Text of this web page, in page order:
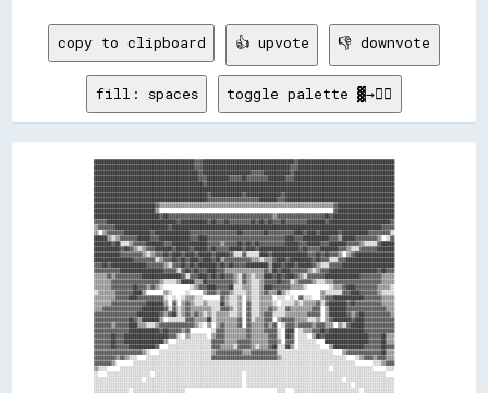
copy to clipboard 👍 upvote 👎 downvote
fill: spaces toggle palette ▓→✊🏽
██████████████████████████████████████████████▓▓▓▓██████████████████████████████████████████▓▓████████████████████████████████████████████
██████████████████████████████████████████████▓▓▓▓████████████████████████████████████████▓▓▓▓████████████████████████████████████████████
████████████████████████████████████████████████▓▓██████████████████████▓▓▓▓▓▓████████████▓▓██████████████████████████████████████████████
████████████████████████████████████████████████▓▓▓▓██████████▓▓▓▓▓▓██▓▓▓▓▓▓▓▓▓▓████████▓▓▓▓██████████████████████████████████████████████
██████████████████████████████████████████████████▓▓██████████████████████████████████████████████████████████████████████████████████████
██████████████████████████████████████████████████████████████████████████████████████████████████████████████████████████████████████████
████████████████████████████████████████████████████▓▓██████████████▓▓████████████████▓▓██████████████████████████████████████████████████
████████████████████████████████████████████████████▓▓▓▓▓▓▓▓▓▓▓▓▓▓▓▓▓▓▓▓▓▓▓▓████████▓▓▓▓██████████████████████████████████████████████████
████████████████████████████▓▓▒▒▒▒▒▒▒▒▒▒▒▒▒▒▒▒▒▒▒▒▒▒▒▒▒▒▒▒▒▒▒▒▒▒▒▒▒▒▒▒▒▒▒▒▒▒▒▒▒▒▒▒▒▒▒▒▒▒▒▒▒▒▒▒▒▒▒▒▒▒▒▒▒▒▒▒▒▒▒▒▓▓██████████████████████████
████████████████████████████▒▒                                                                                ▓▓██████████████████████████
██████████████████████████████▓▓██▓▓▓▓▓▓▓▓▓▓▓▓▓▓▓▓▓▓▓▓▓▓▓▓▓▓▓▓▓▓▓▓▓▓▓▓▓▓▓▓▓▓▓▓▓▓▓▓▒▒▓▓▓▓▓▓▓▓▓▓▓▓▓▓▓▓▓▓▓▓▓▓██▓▓████████████████████████████
▓▓▓▓▓▓████████████████████████████████▓▓████████████▓▓██▓▓▓▓██▓▓▓▓▓▓▓▓▓▓██▓▓██▓▓██▓▓▓▓██▓▓▓▓▓▓▓▓▓▓████████▓▓████████████████████████████▓▓
▒▒▓▓▓▓▓▓▓▓████████████████████████▓▓████████████████████████████████████████████████████████████████████████████████████████████████▓▓▓▓▓▓
▒▒  ▒▒▓▓▓▓▓▓▓▓████████████▓▓████████████████▓▓▓▓▓▓▓▓▓▓▓▓▓▓▓▓▓▓▓▓▓▓██▓▓▓▓▓▓▓▓▓▓██▓▓▓▓▓▓▓▓▓▓▓▓████▓▓████▓▓████████▓▓████████████▓▓▓▓▓▓▓▓▓▓░░
██████▒▒░░▒▒▓▓▓▓▓▓▓▓██████▓▓▓▓██████████████▓▓▓▓████▓▓▓▓▓▓▓▓▓▓▓▓▓▓▓▓▓▓▓▓▓▓▓▓▓▓▓▓▓▓▓▓▓▓▓▓████▓▓▓▓████████████▓▓▓▓▒▒██████▓▓▓▓▓▓▓▓▓▓▒▒  ░░▓▓
████████▓▓██░░░░▒▒▓▓▓▓▓▓████████▓▓▓▓████████████████▓▓▓▓▓▓▒▒▓▓▓▓▓▓██▓▓██▓▓██▓▓▓▓▓▓▓▓▓▓▓▓██████▓▓▓▓██████▓▓▓▓████████▓▓▓▓▓▓▒▒░░░░░░▓▓██████
████████████▓▓██▓▓▒▒░░▒▒▓▓▓▓████████▓▓██████▓▓██████▓▓██▓▓▓▓▓▓██████▓▓████▓▓██████████████████▓▓██▓▓▓▓▓▓████████▓▓▓▓▒▒░░░░▓▓▓▓▓▓▓▓████████
████████████▓▓▓▓▓▓▓▓▓▓▒▒░░▒▒▓▓▓▓██▓▓████▓▓████▓▓██████▓▓██████▓▓░░░░▓▓░░░░░░████▓▓████████████████▓▓▓▓██▓▓██▓▓▓▓▒▒  ▒▒▓▓██████████████████
██████████████████▓▓▓▓▓▓▓▓▓▓░░▒▒▓▓▓▓██▓▓██▓▓████▓▓████▓▓██▒▒▓▓▓▓▓▓▓▓▓▓▓▓▒▒▒▒░░▒▒▒▒▓▓████▓▓██████████▓▓██▓▓▓▓░░░░▓▓▓▓██████████████████████
▓▓▓▓██▓▓████████████████▓▓▓▓▓▓▓▓▒▒░░▓▓▓▓██▓▓██▓▓████████▓▓██▓▓██▓▓▓▓▓▓██████████▒▒████▓▓████▓▓██████▓▓▒▒░░░░▓▓▓▓▓▓████████████████████████
▓▓▓▓▓▓▓▓▓▓▓▓████████████████████▓▓▓▓▓▓░░▓▓██▓▓██▓▓▓▓████▓▓▓▓▒▒▒▒▒▒▒▒▒▒▒▒▒▒▒▒▒▒▓▓▒▒██▓▓████▓▓▓▓▓▓▓▓▒▒░░▒▒▓▓▓▓██████████████████████▓▓██▓▓▓▓
▒▒▒▒▒▒▓▓▒▒▓▓▓▓▓▓▓▓▓▓▓▓██████████████████▓▓░░▓▓▓▓████▓▓██▓▓██▓▓▓▓▒▒░░▓▓▒▒░░▒▒▒▒████▓▓██▓▓████▓▓▒▒░░▓▓▓▓▓▓▓▓████████████████▓▓▓▓▓▓▓▓▓▓▒▒▒▒▒▒
▒▒▒▒▒▒▒▒▓▓▓▓▓▓▓▓▓▓▓▓▓▓▓▓▓▓▓▓▓▓▒▒░░░░░░▒▒██████▒▒▒▒██▓▓▓▓▓▓▓▓▓▓▓▓▒▒░░▓▓▒▒░░░░▒▒▓▓▓▓▓▓██▓▓▓▓░░▒▒▓▓▓▓▓▓▒▒░░░░▒▒▒▒▓▓▓▓▓▓▓▓▓▓▓▓▓▓▓▓▓▓▓▓▓▓▒▒▒▒▒▒
▒▒▒▒▒▒▒▒▓▓▓▓▓▓▓▓▓▓██▓▓▓▓▒▒▓▓▒▒░░            ░░▒▒▓▓▓▓████▓▓▓▓▓▓██░░░░▒▒▒▒░░░░▒▒████▓▓▓▓▓▓▓▓▒▒▒▒▒▒░░          ░░▒▒▒▒▓▓████▓▓▓▓▓▓▓▓▓▓▒▒▒▒▒▒░░
░░▒▒▒▒▒▒▒▒▓▓▓▓▓▓▓▓████▒▒        ▒▒░░      ░░      ▒▒▓▓▓▓▒▒▓▓▓▓▒▒░░░░░░▒▒░░░░▒▒▓▓▒▒▒▒██▒▒░░              ▒▒░░░░░░░░▓▓▓▓████▓▓▓▓▓▓▓▓▒▒░░░░░░
▒▒▒▒▒▒▒▒▒▒▓▓▓▓▓▓████▓▓▓▓▓▓▓▓▓▓▓▓░░  ░░  ░░▒▒▒▒░░░░        ▓▓▒▒░░░░▒▒  ▒▒░░░░▒▒▒▒▒▒  ░░░░  ░░  ▓▓░░░░    ▒▒▓▓▓▓██████████████▓▓▓▓▓▓▓▓▒▒▒▒▒▒
▒▒▒▒▒▒▒▒▓▓▓▓▓▓▓▓▓▓▓▓▓▓▓▓████████▒▒  ▓▓  ▒▒▓▓▒▒░░░░▒▒░░░░░░██▒▒░░░░▒▒  ▓▓░░░░▒▒▒▒▒▒░░  ░░░░░░▒▒░░▒▒▒▒▒▒▓▓░░▓▓████████▓▓██▓▓▓▓▓▓▓▓▓▓▓▓▒▒▒▒▒▒
▒▒▒▒▓▓▓▓▓▓▓▓▓▓▓▓▓▓▓▓▓▓██████████▓▓░░▓▓░░▒▒▓▓▒▒▒▒▒▒▒▒▒▒░░░░▓▓▓▓▒▒░░▒▒  ▓▓░░░░▒▒▒▒▓▓▒▒░░░░▓▓▒▒▒▒▒▒▒▒▒▒▓▓▓▓  ▒▒████████▓▓▓▓▓▓▓▓▓▓▓▓▓▓▓▓▓▓▒▒▒▒
▓▓▓▓▓▓▓▓▓▓▓▓▓▓▓▓▓▓▓▓██████████▓▓▒▒▓▓██░░▒▒▓▓▒▒▓▓▒▒░░▒▒░░▒▒▒▒▒▒░░░░▒▒  ▓▓░░░░▒▒▓▓▓▓░░░░░░▒▒▒▒▒▒▒▒▒▒▓▓▓▓▓▓  ▒▒████████▓▓▒▒▓▓██▓▓▓▓▓▓▓▓▓▓▓▓▒▒
▓▓▓▓▓▓▓▓▓▓▓▓▓▓▓▓██▓▓▒▒████████▒▒  ░░░░░░░░▓▓▓▓▒▒▒▒▒▒██░░▒▒▒▒▒▒▒▒▒▒▓▓  ▓▓░░▒▒▒▒▓▓▓▓  ▒▒▓▓▓▓▓▓▒▒▒▒▒▒░░░░▒▒  ▒▒▓▓████████▓▓████▓▓▓▓▓▓▓▓▓▓▓▓▓▓
▓▓▓▓▓▓▓▓▒▒▓▓▓▓▓▓████▒▒▒▒░░░░▒▒▓▓▓▓▓▓▓▓▓▓▓▓▓▓▓▓▒▒░░  ▒▒  ▒▒▓▓▒▒▒▒▒▒▓▓  ▓▓▒▒▒▒▒▒▓▓▒▒▓▓  ░░▓▓▓▓▒▒▓▓▓▓▓▓▒▒▓▓▓▓▒▒▒▒  ▒▒░░▓▓██████▓▓▓▓▓▓▓▓▓▓▓▓▓▓
▓▓▓▓▓▓▓▓▓▓▓▓▓▓▓▓██████████████▓▓██▓▓▓▓▓▓▒▒▓▓          ░░▓▓▓▓▒▒▒▒▒▒▒▒▒▒▓▓▒▒▒▒▒▒▓▓▓▓▓▓░░  ████  ░░▒▒▒▒▓▓▓▓██▓▓████████████████▓▓▓▓▓▓▓▓▓▓▓▓▓▓
▓▓▓▓▓▓▓▓██▓▓▓▓████████████████████▓▓▓▓░░  ▒▒░░░░░░░░  ▒▒▓▓▓▓▒▒▒▒▒▒▒▒▒▒▓▓▒▒▒▒▒▒▒▒▓▓▓▓░░  ██▓▓  ░░░░  ▒▒██▓▓████████████████████▓▓▓▓▓▓██▒▒▒▒
▓▓▓▓▓▓▓▓██▓▓▓▓██████████████████▒▒    ░░░░░░░░░░░░░░░░▓▓▓▓▓▓▒▒▒▒▒▒▓▓▓▓▓▓▒▒▒▒▒▒▒▒▓▓▓▓▒▒  ▓▓▓▓  ░░░░░░░░    ████████████████████▓▓▓▓▓▓██▒▒▒▒
▓▓▓▓▓▓▓▓██▓▓▓▓▓▓████████████▓▓    ░░░░░░░░░░░░░░░░░░░░▓▓▓▓▒▒▒▒▒▒░░▓▓▓▓▓▓▒▒░░▒▒▒▒▓▓██░░░░██▒▒  ░░░░░░░░░░    ▒▒██████████████▓▓▓▓▓▓▓▓██▓▓▓▓
▓▓▓▓▓▓▓▓▓▓▓▓▓▓▓▓▓▓▓▓▓▓▒▒░░    ░░░░░░░░░░░░░░░░░░░░░░░░▒▒▓▓▓▓▓▓▓▓▓▓▓▓▒▒▒▒▓▓▓▓▓▓▓▓▓▓▓▓░░░░░░░░░░░░░░░░░░░░░░░░░░    ▒▒▓▓▓▓▓▓▓▓▓▓▓▓▓▓▓▓██▒▒▒▒
▓▓▓▓▓▓▓▓▓▓▒▒▓▓▒▒░░░░    ░░░░░░░░░░░░░░░░░░░░░░░░░░░░░░▓▓▓▓▓▓▓▓▓▓▓▓▓▓▓▓▓▓▓▓▓▓▓▓▓▓▓▓▓▓▒▒░░░░░░░░░░░░░░░░░░░░░░░░░░░░░░    ░░▒▒▓▓▓▓▒▒▓▓▓▓▒▒▒▒
▓▓▓▓▓▓▓▓▒▒        ░░░░░░░░░░░░░░░░░░░░░░░░░░░░░░░░░░░░░░░░░░░░░░░░░░░░░░░░░░░░░░░░░░░░░░░░░░░░░░░░░░░░░░░░░░░░░░░░░░░░░░        ░░░░▒▒▓▓▓▓
▒▒░░░░      ░░░░░░░░░░░░░░░░░░░░░░░░░░░░░░░░░░░░░░░░░░░░░░░░░░░░░░░░░░░░░░░░░░░░░░░░░░░░░░░░░░░░░░░░░░░░░░░░  ░░░░░░░░░░░░░░░░░░      ░░░░